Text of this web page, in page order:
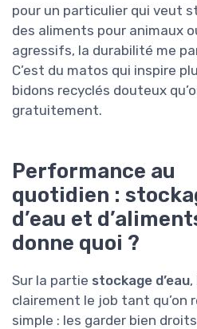
pour un particulier qui veut
des aliments pour animaux
agressifs, la durabilité me
C’est du matos qui inspire
bidons recyclés douteux
gratuitement.
Performance au
quotidien :
d’eau et
donne quoi ?
Sur la partie stockage d’eau
clairement le job tant qu’on
simple : les garder bien